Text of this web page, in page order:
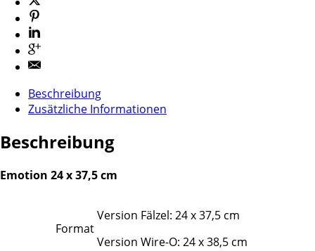
Beschreibung
Zusätzliche Informationen
Beschreibung
Emotion 24 x 37,5 cm
Format
Version Fälzel: 24 x 37,5 cm
Version Wire-O: 24 x 38,5 cm